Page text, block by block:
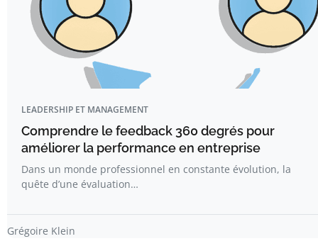
LEADERSHIP ET MANAGEMENT
Comprendre le feedback 360 degrés pour
améliorer la performance en entreprise
Dans un monde professionnel en constante évolution, la
quête d’une évaluation…
Grégoire Klein